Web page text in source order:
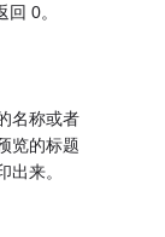
0。
名称或者
览的标题
来。